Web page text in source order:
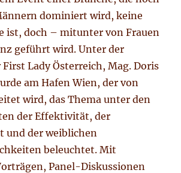
dominiert wird, keine
ist, doch – mitunter von Frauen
geführt wird. Unter der
Lady Österreich, Mag. Doris
am Hafen Wien, der von
wird, das Thema unter den
der Effektivität, der
und der weiblichen
beleuchtet. Mit
Panel-Diskussionen